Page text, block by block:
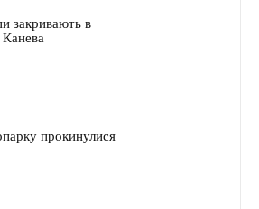
закривають в
прокинулися